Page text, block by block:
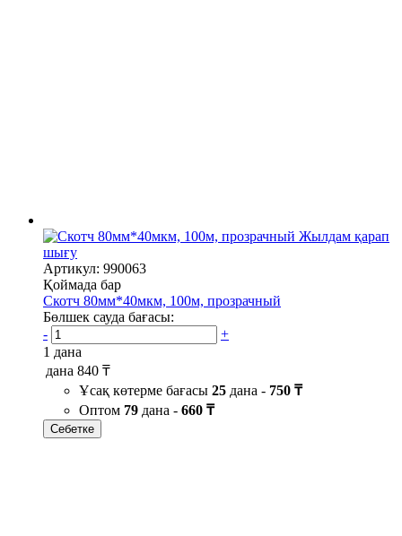
Жылдам қарап
шығу
Артикул: 990063
Қоймада бар
Скотч 80мм*40мкм, 100м, прозрачный
Бөлшек сауда бағасы:
-
+
1 дана
дана 840 ₸
Ұсақ көтерме бағасы 25 дана - 750 ₸
Оптом 79 дана - 660 ₸
Себетке